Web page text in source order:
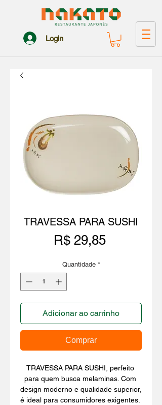
Login
TRAVESSA PARA SUSHI
R$ 29,85Preço
Quantidade *
Adicionar ao carrinho
Comprar
TRAVESSA PARA SUSHI, perfeito
para quem busca melaminas. Com
design moderno e qualidade superior,
é ideal para consumidores exigentes.